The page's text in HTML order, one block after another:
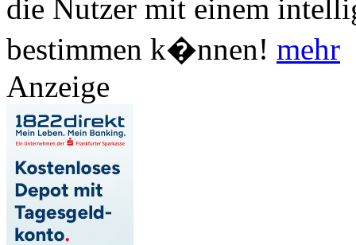
die Nutzer mit einem
bestimmen k�nnen! mehr
Anzeige